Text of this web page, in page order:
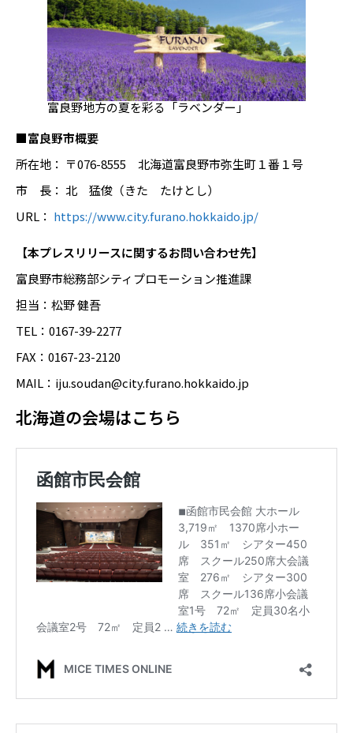
富良野地方の夏を彩る「ラベンダー」
■富良野市概要
所在地： 〒076-8555 北海道富良野市弥生町１番１号
市 長： 北 猛俊（きた たけとし）
URL： https://www.city.furano.hokkaido.jp/
【本プレスリリースに関するお問い合わせ先】
富良野市総務部シティプロモーション推進課
担当：松野 健吾
TEL：0167-39-2277
FAX：0167-23-2120
MAIL：iju.soudan@city.furano.hokkaido.jp
北海道の会場はこちら